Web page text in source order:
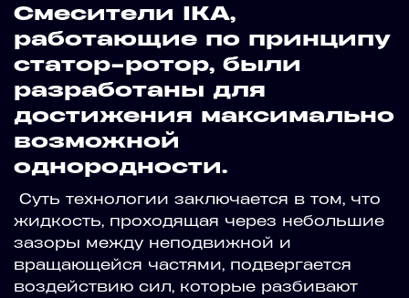
Смесители IKA,
работающие по принципу
статор-ротор, были
разработаны для
достижения максимально
возможной
однородности.
Суть технологии заключается в том, что
жидкость, проходящая через небольшие
зазоры между неподвижной и
вращающейся частями, подвергается
воздействию сил, которые разбивают